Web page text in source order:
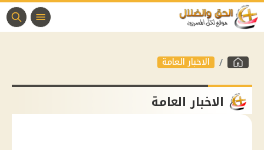
الاخبار العامة
الاخبار العامة